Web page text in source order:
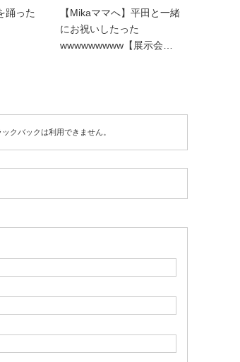
踊った
【Mikaママへ】平田と一緒
にお祝いしたった
wwwwwwwww【展示会…
ックバックは利用できません。